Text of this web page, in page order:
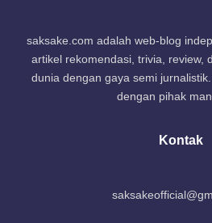
saksake.com adalah web-blog
artikel rekomendasi, trivia, review,
dunia dengan gaya semi
dengan pihak
Kontak